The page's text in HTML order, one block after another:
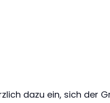
dazu ein, sich der